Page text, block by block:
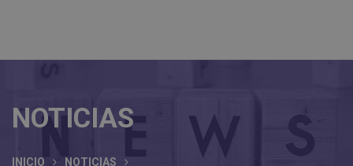
NOTICIAS
INICIO NOTICIAS